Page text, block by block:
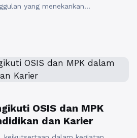
yang menekankan
asrama, Organisasi Siswa
memiliki peranan yang sangat
...Baca Selengkapnya
OSIS dan MPK
dan Karier